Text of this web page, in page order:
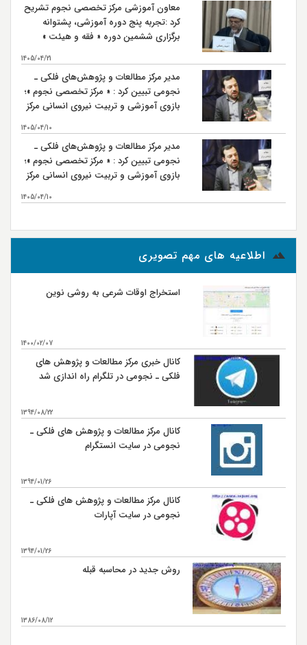
معاون آموزشی مرکز تخصصی نجوم تشریح
کرد :تجربه پنج دوره آموزشی، پشتوانه
برگزاری ششمین دوره « فقه و هیئت »
1405/04/21
مدیر مرکز مطالعات و پژوهش‌های فلکی ـ
نجومی تبیین کرد : « مرکز تخصصی نجوم »؛
بازوی آموزشی و تربیت نیروی انسانی مرکز
مطالعات و پژوهش‌های فلکی ـ نجومی
1405/04/10
مدیر مرکز مطالعات و پژوهش‌های فلکی ـ
نجومی تبیین کرد : « مرکز تخصصی نجوم »؛
بازوی آموزشی و تربیت نیروی انسانی مرکز
مطالعات و پژوهش‌های فلکی ـ نجومی
1405/04/10
اطلاعیه های مهم تصویری
استخراج اوقات شرعی به روشی نوین
1400/02/07
کانال خبری مرکز مطالعات و پژوهش های
فلکی ـ نجومی در تلگرام راه اندازی شد
1394/08/22
کانال مرکز مطالعات و پژوهش های فلکی ـ
نجومی در سایت انستگرام
1394/01/26
کانال مرکز مطالعات و پژوهش های فلکی ـ
نجومی در سایت آپارات
1394/01/26
روش جدید در محاسبه قبله
1386/08/12